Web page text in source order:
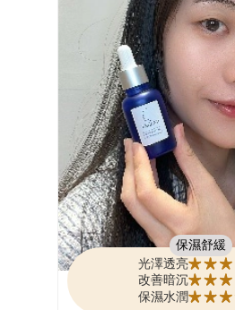
🩵溫和代謝取代暴力煥膚 適合
往的酸類煥膚通常會造成皮膚脫
🩵有效改善粗糙與粉刺
🩵「養出」透明感 日本強調的
多半來自健康的角質層。在不傷
下，使角質排列平整，讓肌膚自
以上產品的優點，因為小藍瓶
品，所以是長效型保養，用幾天
定要繼續用下去~就能找回摸起
~
📌使用方法 小藍瓶很特別,被設
步」,屬於前導精華
1️⃣洗完臉後將水分擦乾 2️⃣滴管
滴在掌心溫熱 3️⃣「按壓」方式
的） 靜待約 3分鐘讓精華完全
水等原本保養程序
#TAKAMI #角質道小藍瓶 #角
保濕舒緩
光澤透亮
改善暗沉
保濕水潤